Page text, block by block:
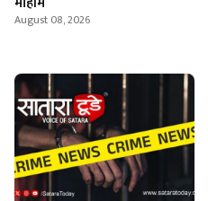
August 08, 2026